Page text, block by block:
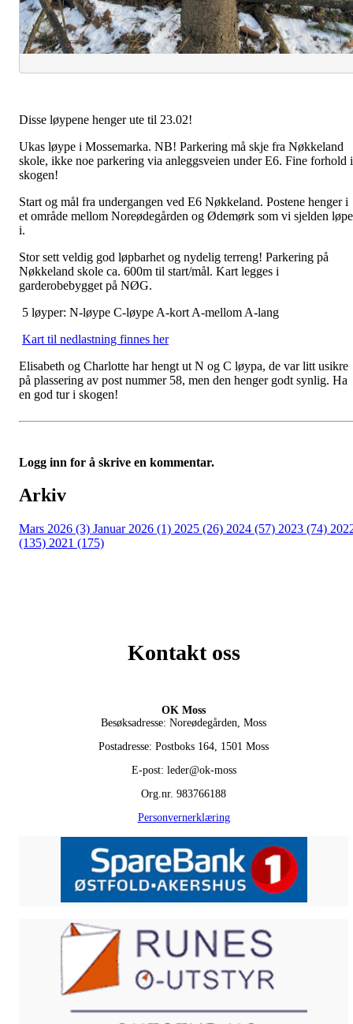
Disse løypene henger ute til 23.02!
Ukas løype i Mossemarka. NB! Parkering må skje fra Nøkkeland
skole, ikke noe parkering via anleggsveien under E6. Fine forhold i
skogen!
Start og mål fra undergangen ved E6 Nøkkeland. Postene henger i
et område mellom Noreødegården og Ødemørk som vi sjelden
i.
Stor sett veldig god løpbarhet og nydelig terreng! Parkering på
Nøkkeland skole ca. 600m til start/mål. Kart legges i
garderobebygget på NØG.
5 løyper: N-løype C-løype A-kort A-mellom A-lang
Kart til nedlastning finnes her
Elisabeth og Charlotte har hengt ut N og C løypa, de var litt usikre
på plassering av post nummer 58, men den henger godt synlig. Ha
en god tur i skogen!
Logg inn for å skrive en kommentar.
Arkiv
Mars 2026 (3) Januar 2026 (1) 2025 (26) 2024 (57) 2023 (74)
(135) 2021 (175)
Kontakt oss
OK Moss
Besøksadresse: Noreødegården, Moss
Postadresse: Postboks 164, 1501 Moss
E-post: leder@ok-moss
Org.nr. 983766188
Personvernerklæring